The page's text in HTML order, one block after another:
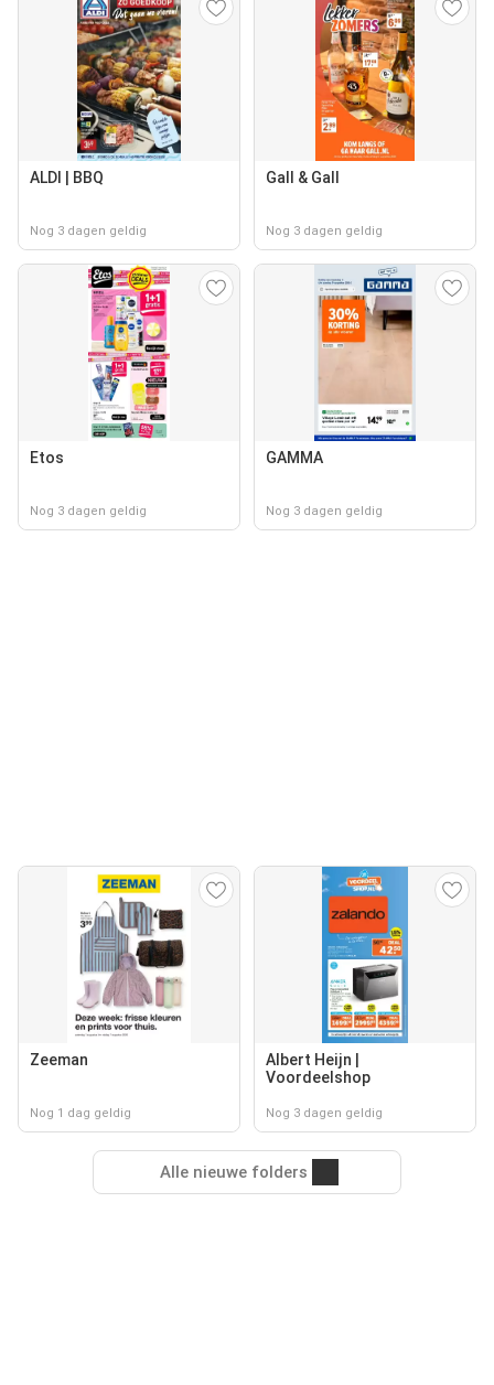
ALDI | BBQ
Nog 3 dagen geldig
Gall & Gall
Nog 3 dagen geldig
Etos
Nog 3 dagen geldig
GAMMA
Nog 3 dagen geldig
Zeeman
Nog 1 dag geldig
Albert Heijn |
Voordeelshop
Nog 3 dagen geldig
Alle nieuwe folders